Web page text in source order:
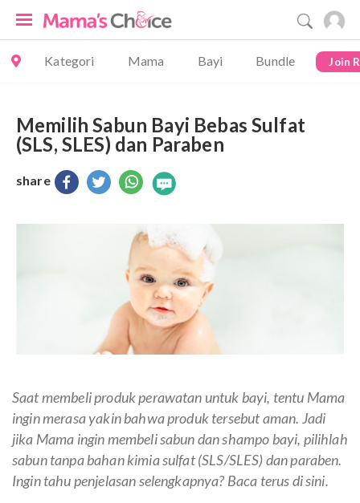
Kategori Mama Bayi Bundle Join
Memilih Sabun Bayi Bebas Sulfat
(SLS, SLES) dan Paraben
share
Saat membeli produk perawatan untuk bayi, tentu Mama
ingin merasa yakin bahwa produk tersebut aman. Jadi
jika Mama ingin membeli sabun dan shampo bayi, pilihlah
sabun tanpa bahan kimia sulfat (SLS/SLES) dan paraben.
Ingin tahu penjelasan selengkapnya? Baca terus di sini.